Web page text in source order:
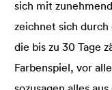
sich mit
zeichnet sich
die bis zu 30 Tage
Farbenspiel, vor